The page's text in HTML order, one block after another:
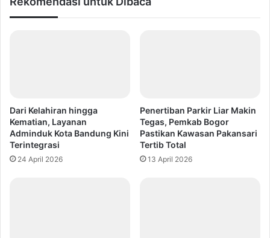
Dari Kelahiran hingga
Kematian, Layanan
Adminduk Kota Bandung Kini
Terintegrasi
24 April 2026
Penertiban Parkir Liar Makin
Tegas, Pemkab Bogor
Pastikan Kawasan Pakansari
Tertib Total
13 April 2026